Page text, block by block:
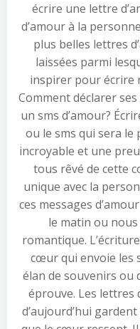
écrire une lettre
d’amour à la
plus belles lettres
laissées parmi
inspirer pour écrire
Comment déclarer
un sms d’amour?
ou le sms qui sera le
incroyable et une
tous rêvé de cette
unique avec la
ces messages
le matin ou
romantique.
cœur qui envoie les
élan de souvenirs ou
éprouve. Les lettres
d’aujourd’hui